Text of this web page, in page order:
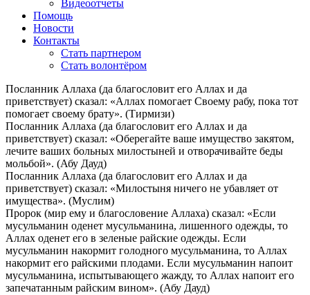
Видеоотчеты
Помощь
Новости
Контакты
Стать партнером
Стать волонтёром
Посланник Аллаха (да благословит его Аллах и да
приветствует) сказал: «Аллах помогает Своему рабу, пока тот
помогает своему брату». (Тирмизи)
Посланник Аллаха (да благословит его Аллах и да
приветствует) сказал: «Оберегайте ваше имущество закятом,
лечите ваших больных милостыней и отворачивайте беды
мольбой». (Абу Дауд)
Посланник Аллаха (да благословит его Аллах и да
приветствует) сказал: «Милостыня ничего не убавляет от
имущества». (Муслим)
Пророк (мир ему и благословение Аллаха) сказал: «Если
мусульманин оденет мусульманина, лишенного одежды, то
Аллах оденет его в зеленые райские одежды. Если
мусульманин накормит голодного мусульманина, то Аллах
накормит его райскими плодами. Если мусульманин напоит
мусульманина, испытывающего жажду, то Аллах напоит его
запечатанным райским вином». (Абу Дауд)